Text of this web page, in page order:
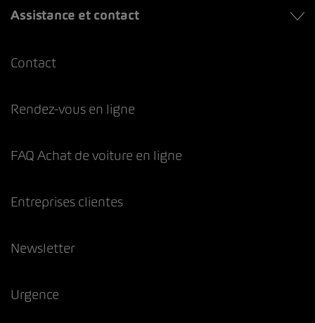
Assistance et contact
Contact
Rendez-vous en ligne
FAQ Achat de voiture en ligne
Entreprises clientes
Newsletter
Urgence